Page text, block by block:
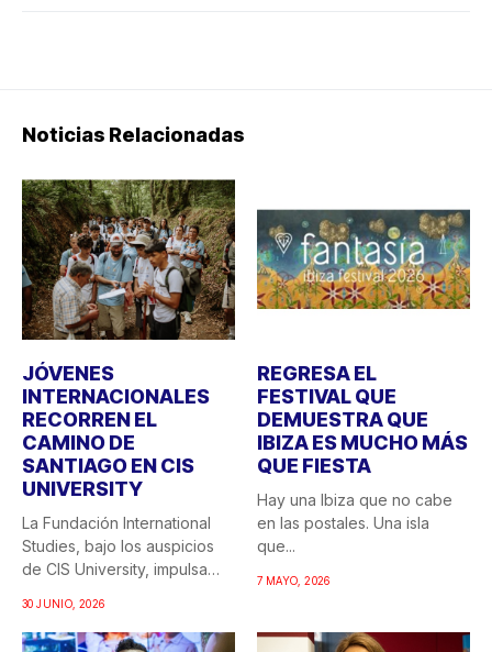
Noticias Relacionadas
JÓVENES
INTERNACIONALES
RECORREN EL
CAMINO DE
SANTIAGO EN CIS
UNIVERSITY
La Fundación International
Studies, bajo los auspicios
de CIS University, impulsa
30 JUNIO, 2026
REGRESA EL
FESTIVAL QUE
DEMUESTRA QUE
IBIZA ES MUCHO MÁS
QUE FIESTA
Hay una Ibiza que no cabe
en las postales. Una isla
que...
7 MAYO, 2026